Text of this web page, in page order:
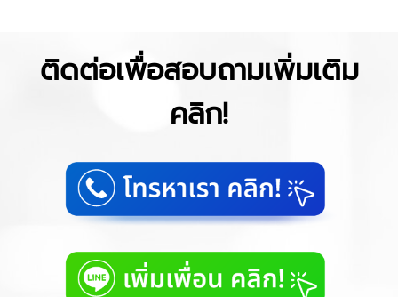
ติดต่อเพื่อสอบถามเพิ่มเติม
คลิก!